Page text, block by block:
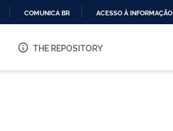
O
COMUNICA BR ACESSO À INFORMAÇÃO
THE REPOSITORY